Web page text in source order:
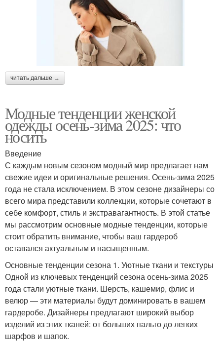
читать дальше →
Модные тенденции женской
одежды осень-зима 2025: что
носить
Введение
С каждым новым сезоном модный мир предлагает нам
свежие идеи и оригинальные решения. Осень-зима 2025
года не стала исключением. В этом сезоне дизайнеры со
всего мира представили коллекции, которые сочетают в
себе комфорт, стиль и экстравагантность. В этой статье
мы рассмотрим основные модные тенденции, которые
стоит обратить внимание, чтобы ваш гардероб
оставался актуальным и насыщенным.
Основные тенденции сезона 1. Уютные ткани и текстуры
Одной из ключевых тенденций сезона осень-зима 2025
года стали уютные ткани. Шерсть, кашемир, флис и
велюр — эти материалы будут доминировать в вашем
гардеробе. Дизайнеры предлагают широкий выбор
изделий из этих тканей: от больших пальто до легких
шарфов и шапок.